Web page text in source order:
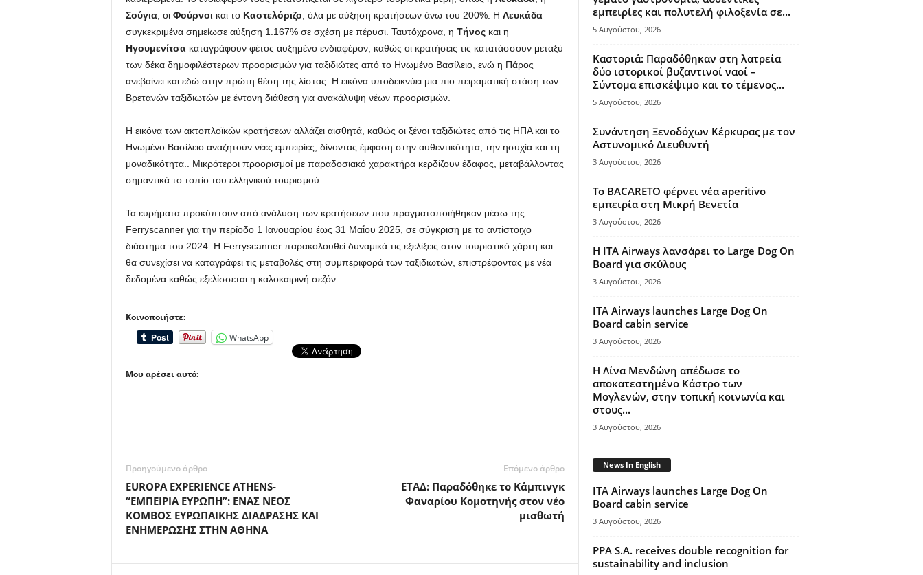
Σούγια, οι Φούρνοι και το Καστελόριζο , όλα με αύξηση κρατήσεων άνω του 200%. Η Λευκάδα
συγκεκριμένα σημείωσε αύξηση 1.167% σε σχέση με πέρυσι. Ταυτόχρονα, η Τήνοςκαι η
Ηγουμενίτσακαταγράφουν φέτος αυξημένο ενδιαφέρον, καθώς οι κρατήσεις τις κατατάσσουν μεταξύ
των δέκα δημοφιλέστερων προορισμών για ταξιδιώτες από το Ηνωμένο Βασίλειο, ενώ η Πάρος
ανεβαίνει και εδώ στην πρώτη θέση της λίστας. Η εικόνα υποδεικνύει μια πιο πειραματική στάση των
Βρετανών ταξιδιωτών με έντονη διάθεση για ανακάλυψη νέων προορισμών.
Η εικόνα των ακτοπλοϊκών κρατήσεων αλλάζει αισθητά, καθώς οι ξένοι ταξιδιώτες από τις ΗΠΑ και το
Ηνωμένο Βασίλειο αναζητούν νέες εμπειρίες, δίνοντας έμφαση στην αυθεντικότητα, την ησυχία και τη
μοναδικότητα.. Μικρότεροι προορισμοί με παραδοσιακό χαρακτήρα κερδίζουν έδαφος, μεταβάλλοντας
σημαντικά το τοπίο του ελληνικού τουρισμού.
Τα ευρήματα προκύπτουν από ανάλυση των κρατήσεων που πραγματοποιήθηκαν μέσω της
Ferryscanner για την περίοδο 1 Ιανουαρίου έως 31 Μαΐου 2025, σε σύγκριση με το αντίστοιχο
διάστημα του 2024. Η Ferryscanner παρακολουθεί δυναμικά τις εξελίξεις στον τουριστικό χάρτη και
θα συνεχίσει να καταγράφει τις μεταβολές στη συμπεριφορά των ταξιδιωτών, επιστρέφοντας με νέα
δεδομένα καθώς εξελίσσεται η καλοκαιρινή σεζόν.
Κοινοποιήστε:
WhatsApp
Μου αρέσει αυτό:
Προηγούμενο άρθρο
EUROPA EXPERIENCE ATHENS-
“ΕΜΠΕΙΡΙΑ ΕΥΡΩΠΗ”: ΕΝΑΣ ΝΕΟΣ
ΚΟΜΒΟΣ ΕΥΡΩΠΑΙΚΗΣ ΔΙΑΔΡΑΣΗΣ ΚΑΙ
ΕΝΗΜΕΡΩΣΗΣ ΣΤΗΝ ΑΘΗΝΑ
Επόμενο άρθρο
ΕΤΑΔ: Παραδόθηκε το Κάμπινγκ
Φαναρίου Κομοτηνής στον νέο
μισθωτή
εμπειρίες και πολυτελή φιλοξενία σε...
5 Αυγούστου, 2026
Καστοριά: Παραδόθηκαν στη λατρεία
δύο ιστορικοί βυζαντινοί ναοί –
Σύντομα επισκέψιμο και το τέμενος...
5 Αυγούστου, 2026
Συνάντηση Ξενοδόχων Κέρκυρας με τον
Αστυνομικό Διευθυντή
3 Αυγούστου, 2026
Το BACARETO φέρνει νέα aperitivo
εμπειρία στη Μικρή Βενετία
3 Αυγούστου, 2026
Η ITA Airways λανσάρει το Large Dog On
Board για σκύλους
3 Αυγούστου, 2026
ITA Airways launches Large Dog On
Board cabin service
3 Αυγούστου, 2026
Η Λίνα Μενδώνη απέδωσε το
αποκατεστημένο Κάστρο των
Μογλενών, στην τοπική κοινωνία και
στους...
3 Αυγούστου, 2026
News In English
ITA Airways launches Large Dog On
Board cabin service
3 Αυγούστου, 2026
PPA S.A. receives double recognition for
sustainability and inclusion